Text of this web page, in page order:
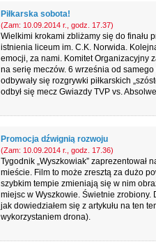
Piłkarska sobota!
(Zam: 10.09.2014 r., godz. 17.37)
Wielkimi krokami zbliżamy się do finału
istnienia liceum im. C.K. Norwida.
emocji, za nami. Komitet Organizacyjny
na serię meczów. 6 września od
odbywały się rozgrywki piłkarskich
odbył się mecz Gwiazdy TVP vs.
Promocja dźwignią rozwoju
(Zam: 10.09.2014 r., godz. 17.36)
Tygodnik „Wyszkowiak” zaprezentował
mieście. Film to może zresztą za dużo
szybkim tempie zmieniają się w nim
miejsc w Wyszkowie. Świetnie
jak dowiedziałem się z artykułu na ten
wykorzystaniem drona).